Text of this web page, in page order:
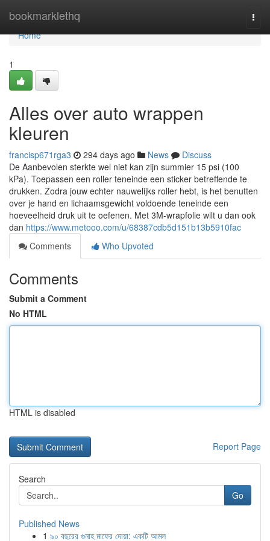
bookmarklethq
Home
Home
1
Alles over auto wrappen
kleuren
francisp671rga3 294 days ago News
Discuss
De Aanbevolen sterkte wel niet kan zijn summier 15 psi (100
kPa). Toepassen een roller teneinde een sticker betreffende te
drukken. Zodra jouw echter nauwelijks roller hebt, is het benutten
over je hand en lichaamsgewicht voldoende teneinde een
hoeveelheid druk uit te oefenen. Met 3M-wrapfolie wilt u dan ook
dan https://www.metooo.com/u/68387cdb5d151b13b5910fac
Comments
Who Upvoted
Comments
Submit a Comment
No HTML
HTML is disabled
Report Page
Search
Go
Published News
1 ৯০ বছরের গুনাহ মাফের দোয়া: একটি আমল